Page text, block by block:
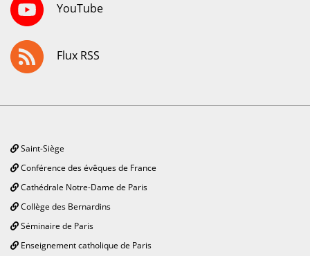
YouTube
Flux RSS
Saint-Siège
Conférence des évêques de France
Cathédrale Notre-Dame de Paris
Collège des Bernardins
Séminaire de Paris
Enseignement catholique de Paris